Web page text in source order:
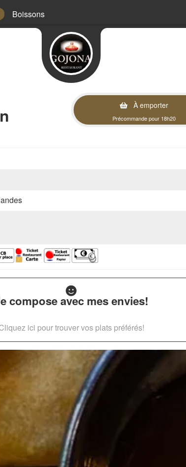
Boissons
À emporter
Précommande pour 18h20
compose avec mes envies!
ici pour trouver vos plats préférés!